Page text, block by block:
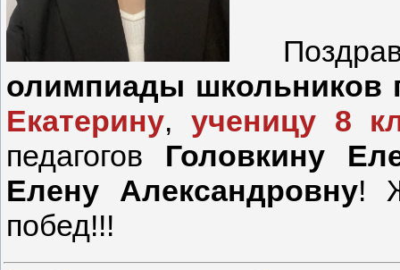
олимпиады школьников
Екатерину, ученицу 8
педагогов Головкину
Елену Александровну!
побед!!!